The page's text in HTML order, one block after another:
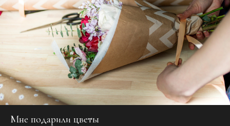
Мне подарили цветы